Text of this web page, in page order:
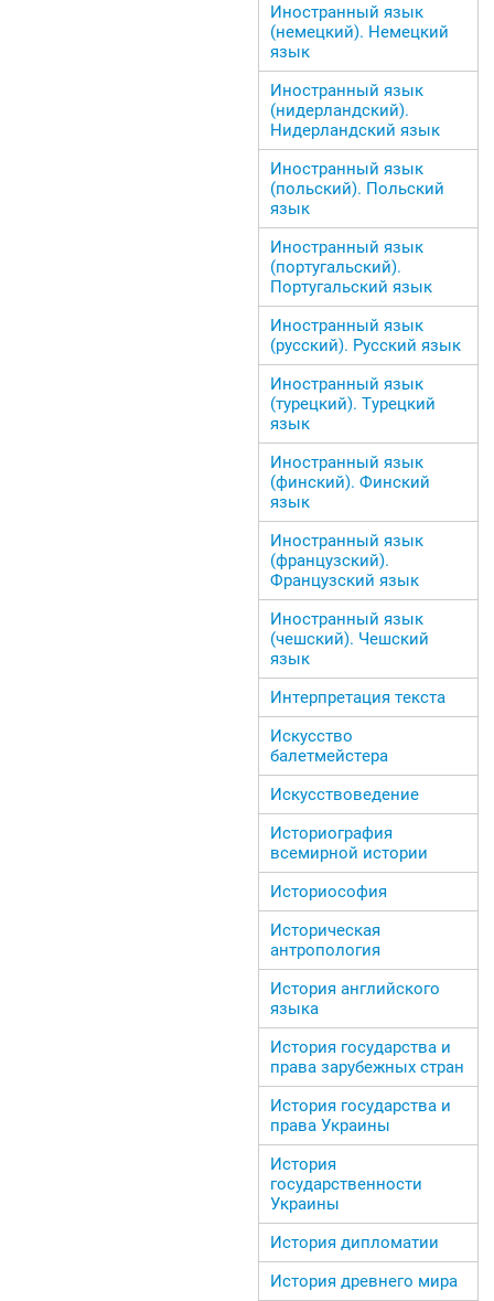
Иностранный язык
(немецкий). Немецкий
язык
Иностранный язык
(нидерландский).
Нидерландский язык
Иностранный язык
(польский). Польский
язык
Иностранный язык
(португальский).
Португальский язык
Иностранный язык
(русский). Русский язык
Иностранный язык
(турецкий). Турецкий
язык
Иностранный язык
(финский). Финский
язык
Иностранный язык
(французский).
Французский язык
Иностранный язык
(чешский). Чешский
язык
Интерпретация текста
Искусство
балетмейстера
Искусствоведение
Историография
всемирной истории
Историософия
Историческая
антропология
История английского
языка
История государства и
права зарубежных стран
История государства и
права Украины
История
государственности
Украины
История дипломатии
История древнего мира